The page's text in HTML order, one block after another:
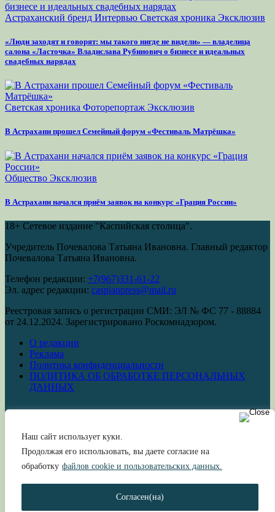
Наш сайт использует куки.
Продолжая его использовать, вы даете согласие на
обработку файлов cookie и пользовательских данных.
Согласен(на)
Астраханский бренд Интервью Светская хроника Эксклюзив
«Люди заходят и говорят: мы такого нигде не видели» — владелица
салона «Ласточка» Владислава Рубинович о бизнесе и идеальных
свадебных нарядах
Светская хроника Фоторепортаж Эксклюзив
В Астрахани прошел Семейный форум «Фестиваль Матрёшка»
Общество Эксклюзив
В Астрахани начался приём заявок на конкурс «Грация России»
18+ Сетевое издание "Каспийская столица".
Учредитель Почевалова Татьяна Ивановна. Главный редактор
Почевалова Татьяна Ивановна.
Телефон редакции: +7(967)331-61-22
Эл. адрес редакции: caspianpress@mail.ru
Реестровая запись о регистрации СМИ: ЭЛ № ФС 77 - 88884
от 24.12.2024. Зарегистрировано Роскомнадзором.
О редакции
Реклама
Политика конфиденциальности
ПОЛИТИКА ОБ ОБРАБОТКЕ ПЕРСОНАЛЬНЫХ
ДАННЫХ
Сетевое издание «Каспийская столица»
Новости Астраханской области и стран Прикаспия
2024